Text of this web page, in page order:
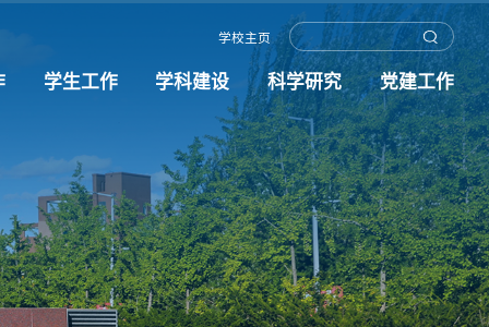
学校主页
学生工作 学科建设 科学研究 党建工作